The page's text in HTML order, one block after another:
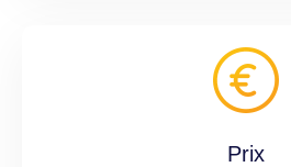
Prix